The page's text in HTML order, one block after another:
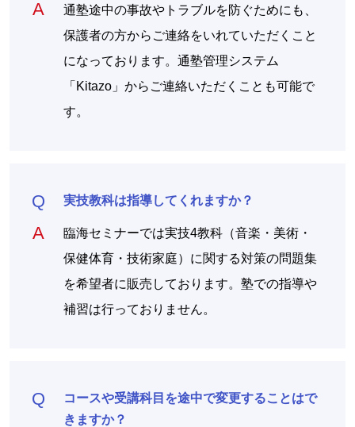
通塾途中の事故やトラブルを防ぐためにも、
保護者の方からご連絡をいれていただくこと
になっております。通塾管理システム
「Kitazo」からご連絡いただくことも可能で
す。
実技教科は指導してくれますか？
臨海セミナーでは実技4教科（音楽・美術・
保健体育・技術家庭）に関する対策の問題集
を希望者に販売しております。塾での指導や
補習は行っておりません。
コースや受講科目を途中で変更することはで
きますか？